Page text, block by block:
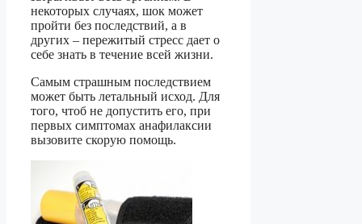
некоторых случаях, шок может
пройти без последствий, а в
других – пережитый стресс дает о
себе знать в течение всей жизни.
Самым страшным последствием
может быть летальный исход. Для
того, чтоб не допустить его, при
первых симптомах анафилаксии
вызовите скорую помощь.